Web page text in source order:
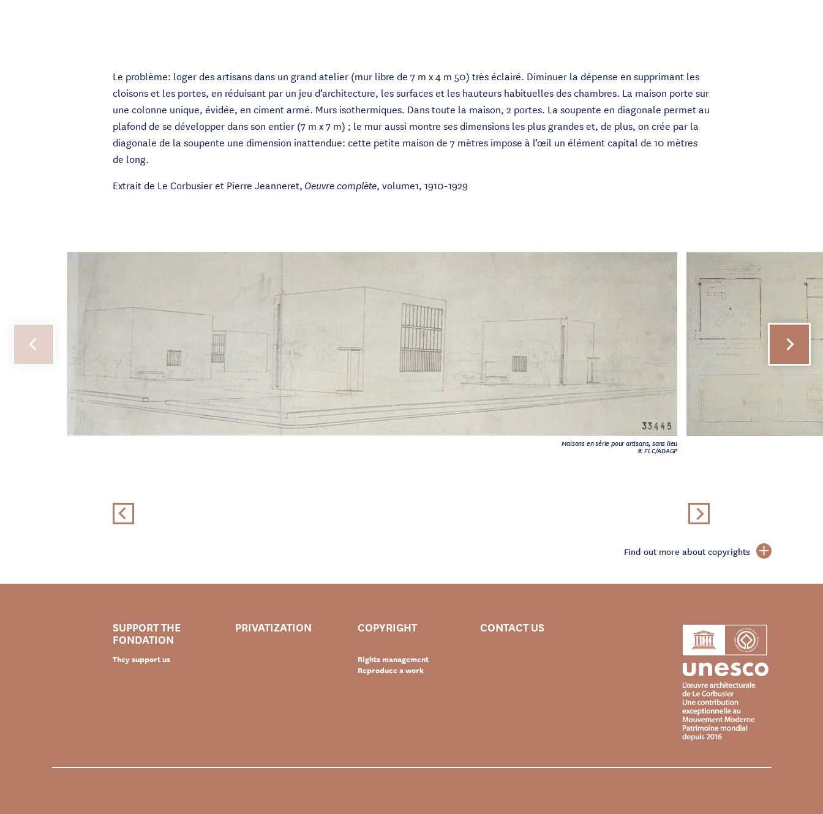
Le problème: loger des artisans dans un grand atelier (mur libre de 7 m x 4 m 50) très éclairé. Diminuer la dépense en supprimant les
cloisons et les portes, en réduisant par un jeu d’architecture, les surfaces et les hauteurs habituelles des chambres. La maison porte sur
une colonne unique, évidée, en ciment armé. Murs isothermiques. Dans toute la maison, 2 portes. La soupente en diagonale permet au
plafond de se développer dans son entier (7 m x 7 m) ; le mur aussi montre ses dimensions les plus grandes et, de plus, on crée par la
diagonale de la soupente une dimension inattendue: cette petite maison de 7 mètres impose à l’œil un élément capital de 10 mètres
de long.
Extrait de Le Corbusier et Pierre Jeanneret, Oeuvre complète, volume1, 1910-1929
Maisons en série pour artisans, sans lieu
© FLC/ADAGP
Find out more about copyrights
SUPPORT THE
FONDATION
They support us
PRIVATIZATION COPYRIGHT
Rights management
Reproduce a work
CONTACT US